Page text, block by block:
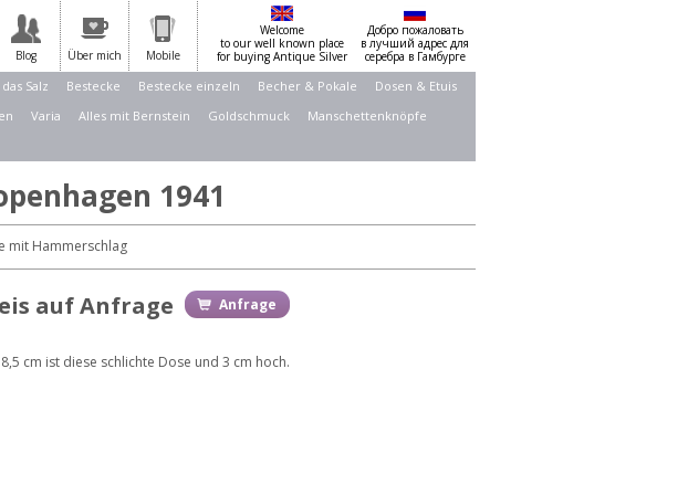
Blog Über mich Mobile
Welcome
to our well known place
for buying Antique Silver
Добро пожаловать
в лучший адрес для
серебра в Гамбурге
Salz Bestecke Bestecke einzeln Becher & Pokale
Dosen & Etuis
Varia Alles mit Bernstein Goldschmuck
Manschettenknöpfe
1941
mit Hammerschlag
auf Anfrage Anfrage
cm ist diese schlichte Dose und 3 cm hoch.